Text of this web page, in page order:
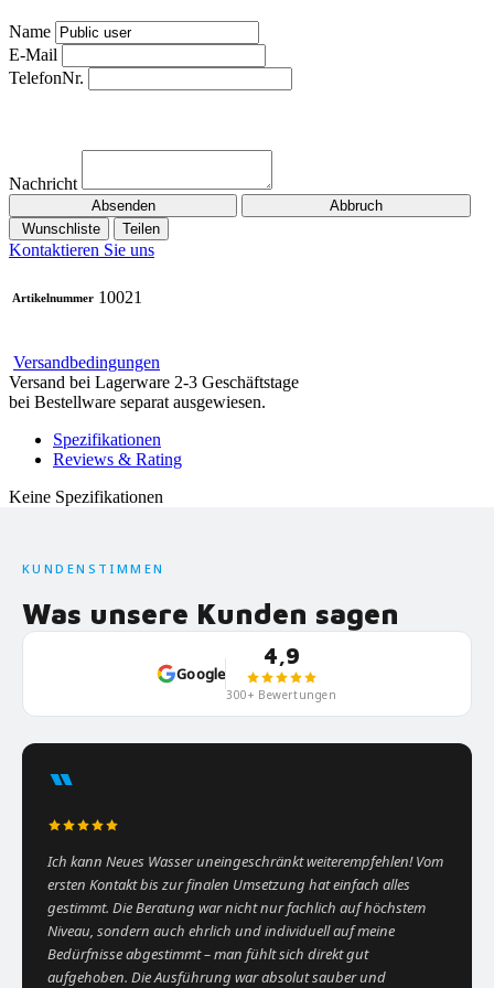
Name
E-Mail
TelefonNr.
Nachricht
Absenden
Abbruch
Wunschliste
Teilen
Kontaktieren Sie uns
Artikelnummer 10021
Versandbedingungen
Versand bei Lagerware 2-3 Geschäftstage
bei Bestellware separat ausgewiesen.
Spezifikationen
Reviews & Rating
Keine Spezifikationen
KUNDENSTIMMEN
Was unsere Kunden sagen
Google
4,9
300+ Bewertungen
“
Ich kann Neues Wasser uneingeschränkt weiterempfehlen! Vom
ersten Kontakt bis zur finalen Umsetzung hat einfach alles
gestimmt. Die Beratung war nicht nur fachlich auf höchstem
Niveau, sondern auch ehrlich und individuell auf meine
Bedürfnisse abgestimmt – man fühlt sich direkt gut
aufgehoben. Die Ausführung war absolut sauber und